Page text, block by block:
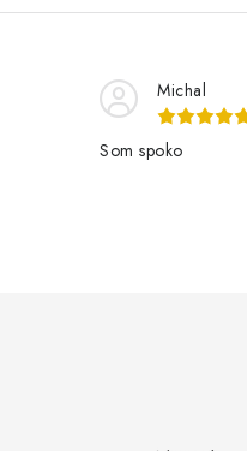
Michal
Som spoko